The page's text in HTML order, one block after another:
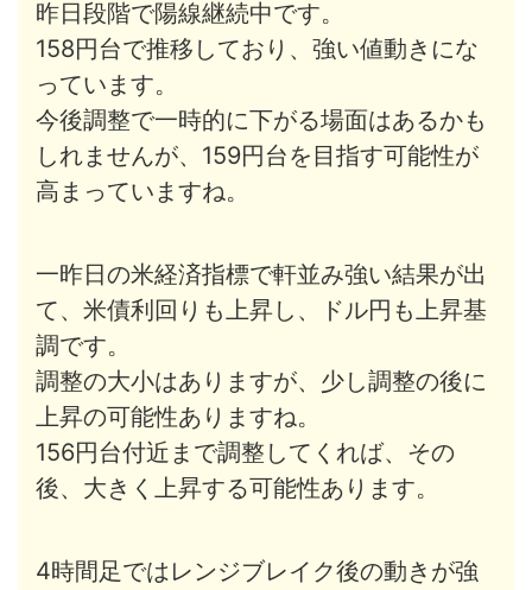
昨日段階で陽線継続中です。
158円台で推移しており、強い値動きにな
っています。
今後調整で一時的に下がる場面はあるかも
しれませんが、159円台を目指す可能性が
高まっていますね。
一昨日の米経済指標で軒並み強い結果が出
て、米債利回りも上昇し、ドル円も上昇基
調です。
調整の大小はありますが、少し調整の後に
上昇の可能性ありますね。
156円台付近まで調整してくれば、その
後、大きく上昇する可能性あります。
4時間足ではレンジブレイク後の動きが強